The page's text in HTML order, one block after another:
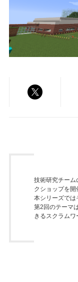
技術研究チーム
クショップを開
本シリーズでは
第2回のテーマ
きるスクラムワ